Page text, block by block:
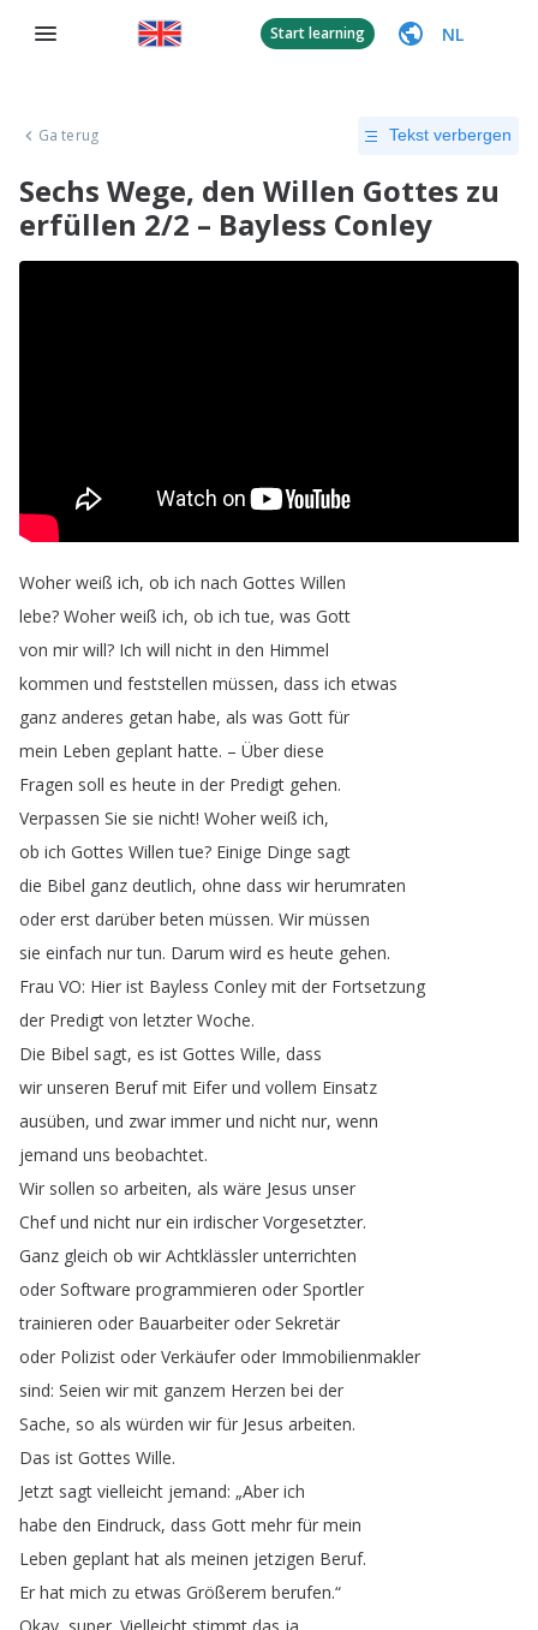
Start learning NL
Ga terug Tekst verbergen
Sechs Wege, den Willen Gottes zu
erfüllen 2/2 – Bayless Conley
Woher weiß ich, ob ich nach Gottes Willen
lebe? Woher weiß ich, ob ich tue, was Gott
von mir will? Ich will nicht in den Himmel
kommen und feststellen müssen, dass ich etwas
ganz anderes getan habe, als was Gott für
mein Leben geplant hatte. – Über diese
Fragen soll es heute in der Predigt gehen.
Verpassen Sie sie nicht! Woher weiß ich,
ob ich Gottes Willen tue? Einige Dinge sagt
die Bibel ganz deutlich, ohne dass wir herumraten
oder erst darüber beten müssen. Wir müssen
sie einfach nur tun. Darum wird es heute gehen.
Frau VO: Hier ist Bayless Conley mit der Fortsetzung
der Predigt von letzter Woche.
Die Bibel sagt, es ist Gottes Wille, dass
wir unseren Beruf mit Eifer und vollem Einsatz
ausüben, und zwar immer und nicht nur, wenn
jemand uns beobachtet.
Wir sollen so arbeiten, als wäre Jesus unser
Chef und nicht nur ein irdischer Vorgesetzter.
Ganz gleich ob wir Achtklässler unterrichten
oder Software programmieren oder Sportler
trainieren oder Bauarbeiter oder Sekretär
oder Polizist oder Verkäufer oder Immobilienmakler
sind: Seien wir mit ganzem Herzen bei der
Sache, so als würden wir für Jesus arbeiten.
Das ist Gottes Wille.
Jetzt sagt vielleicht jemand: „Aber ich
habe den Eindruck, dass Gott mehr für mein
Leben geplant hat als meinen jetzigen Beruf.
Er hat mich zu etwas Größerem berufen.“